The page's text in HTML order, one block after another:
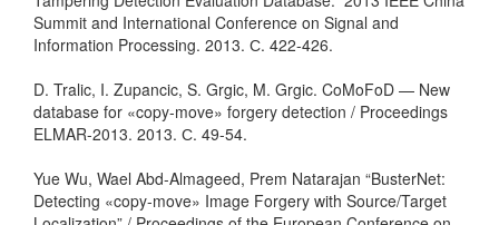
Summit and International Conference on Signal and
Information Processing. 2013. С. 422-426.
D. Tralic, I. Zupancic, S. Grgic, M. Grgic. CoMoFoD — New
database for «copy-move» forgery detection / Proceedings
ELMAR-2013. 2013. С. 49-54.
Yue Wu, Wael Abd-Almageed, Prem Natarajan “BusterNet:
Detecting «copy-move» Image Forgery with Source/Target